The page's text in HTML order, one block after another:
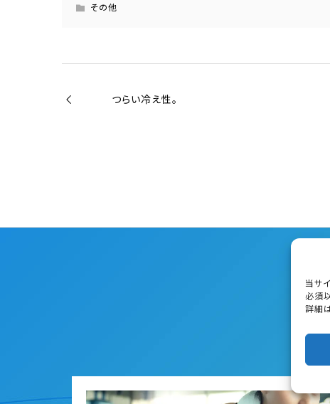
当サ
必須
詳細
その他
つらい冷え性。